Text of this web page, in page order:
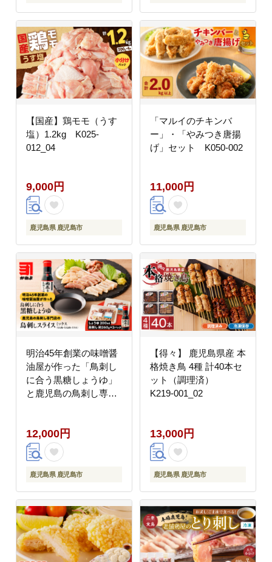
【国産】鶏モモ（うす
塩）1.2kg K025-
012_04
9,000円
鹿児島県 鹿児島市
「マルイのチキンバ
ー」・「やみつき唐揚
げ」セット K050-002
11,000円
鹿児島県 鹿児島市
明治45年創業の味噌醤
油屋が作った「鳥刺し
に合う黒糖しょうゆ」
と鹿児島の鳥刺し専門
肉・ささみ 合計約500g
スライスセット
K058-021
12,000円
鹿児島県 鹿児島市
【得々】 鹿児島県産 本
格焼き鳥 4種 計40本セ
ット（調理済）
K219-001_02
13,000円
鹿児島県 鹿児島市